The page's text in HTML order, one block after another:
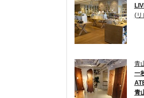
(リ
青
一
青